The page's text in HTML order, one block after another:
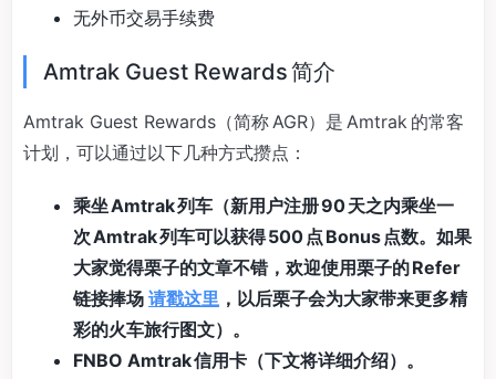
无外币交易手续费
Amtrak Guest Rewards 简介
Amtrak Guest Rewards（简称 AGR）是 Amtrak 的常客
计划，可以通过以下几种方式攒点：
乘坐 Amtrak 列车（新用户注册 90 天之内乘坐一
次 Amtrak 列车可以获得 500 点 Bonus 点数。如果
大家觉得栗子的文章不错，欢迎使用栗子的 Refer
链接捧场 请戳这里 ，以后栗子会为大家带来更多精
彩的火车旅行图文）。
FNBO Amtrak 信用卡（下文将详细介绍）。